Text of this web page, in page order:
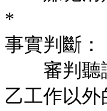
*
事實判斷：
審判聽證
乙工作以外